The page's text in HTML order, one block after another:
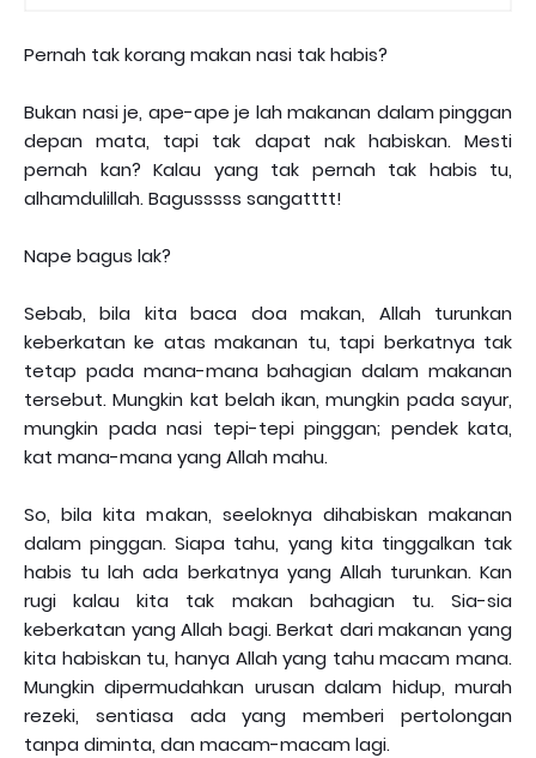
Pernah tak korang makan nasi tak habis?
Bukan nasi je, ape-ape je lah makanan dalam pinggan
depan mata, tapi tak dapat nak habiskan. Mesti
pernah kan? Kalau yang tak pernah tak habis tu,
alhamdulillah. Bagusssss sangatttt!
Nape bagus lak?
Sebab, bila kita baca doa makan, Allah turunkan
keberkatan ke atas makanan tu, tapi berkatnya tak
tetap pada mana-mana bahagian dalam makanan
tersebut. Mungkin kat belah ikan, mungkin pada sayur,
mungkin pada nasi tepi-tepi pinggan; pendek kata,
kat mana-mana yang Allah mahu.
So, bila kita makan, seeloknya dihabiskan makanan
dalam pinggan. Siapa tahu, yang kita tinggalkan tak
habis tu lah ada berkatnya yang Allah turunkan. Kan
rugi kalau kita tak makan bahagian tu. Sia-sia
keberkatan yang Allah bagi. Berkat dari makanan yang
kita habiskan tu, hanya Allah yang tahu macam mana.
Mungkin dipermudahkan urusan dalam hidup, murah
rezeki, sentiasa ada yang memberi pertolongan
tanpa diminta, dan macam-macam lagi.